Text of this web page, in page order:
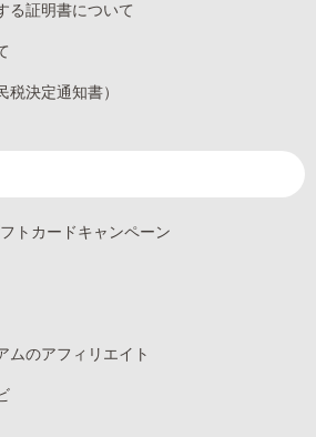
る証明書について
税決定通知書）
トカードキャンペーン
ムのアフィリエイト